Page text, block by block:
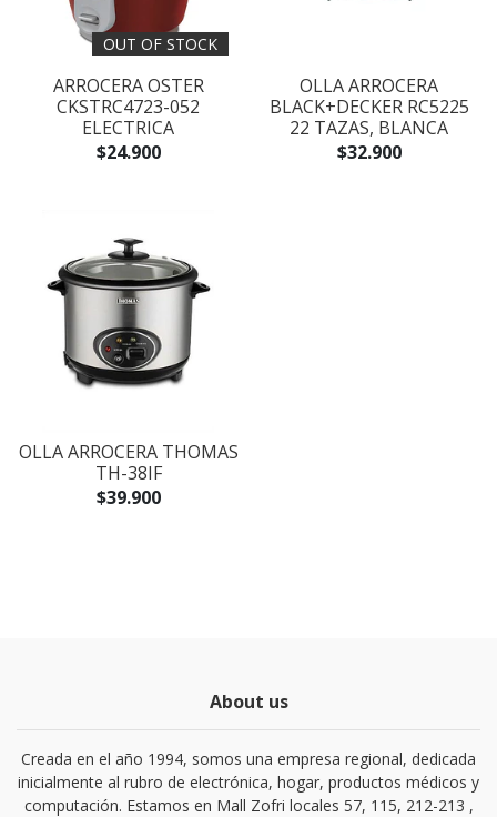
OUT OF STOCK
ARROCERA OSTER
CKSTRC4723-052
ELECTRICA
$24.900
OLLA ARROCERA
BLACK+DECKER RC5225
22 TAZAS, BLANCA
$32.900
OLLA ARROCERA THOMAS
TH-38IF
$39.900
About us
Creada en el año 1994, somos una empresa regional, dedicada
inicialmente al rubro de electrónica, hogar, productos médicos y
computación. Estamos en Mall Zofri locales 57, 115, 212-213 ,